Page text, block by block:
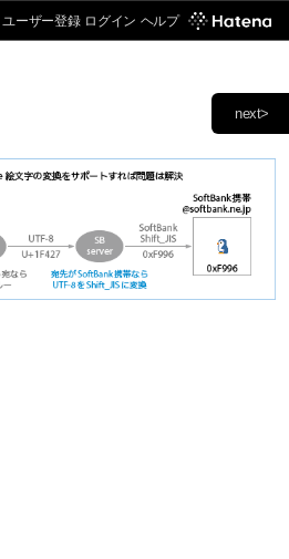
ユーザー登録 ログイン ヘルプ
next>